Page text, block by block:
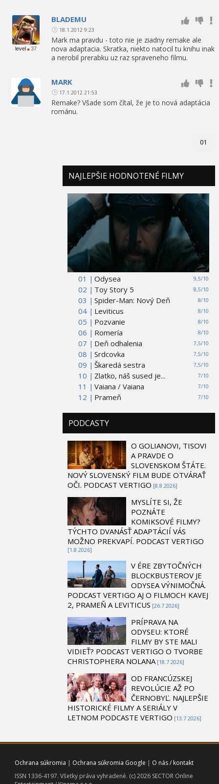
level 37
BLADEMU
18.1.2012 9:23
Mark ma pravdu - toto nie je ziadny remake ale
nova adaptacia. Skratka, niekto natocil tu knihu inak
a nerobil prerabku uz raz spraveneho filmu.
MARK
17.1.2012 21:53
Remake? Všade som čítal, že je to nová adaptácia
románu.
01
NAJLEPŠIE HODNOTENÉ FILMY
01 | 9,5/10
Odysea
02 |
8,5/10
Toy Story 5
03 |
8/10
Spider-Man: Nový Deň
04 |
8/10
Leviticus
05 |
8/10
Pozvanie
06 |
8/10
Romería
07 |
7,5/10
Deň odhalenia
08 |
7,5/10
Srdcovka
09 |
7,5/10
Škaredá sestra
10 |
7/10
Zlatko, náš sused je...
11 |
7/10
Vaiana / Vaiana
12 |
7/10
Prameň
PODCASTY
O GOLIANOVI, TISOVI
A PRAVDE O
SLOVENSKOM ŠTÁTE.
NOVÝ SLOVENSKÝ FILM BUDE OTVÁRAŤ
OČI. PODCAST VERTIGO [8.8 2026]
MYSLÍTE SI, ŽE
POZNÁTE
KOMIKSOVÉ FILMY?
TÝCHTO DVANÁSŤ ADAPTÁCIÍ VÁS
MOŽNO PREKVAPÍ. PODCAST VERTIGO
[1.8 2026]
V ÉRE ZBYTOČNÝCH
BLOCKBUSTEROV JE
ODYSEA VÝNIMOČNÁ.
PODCAST VERTIGO AJ O FILMOCH KAVEJ
2, PRAMEŇ A LEVITICUS [26.7 2026]
PRÍPRAVA NA
ODYSEU: KTORÉ
FILMY BY STE MALI
VIDIEŤ? PODCAST VERTIGO O TVORBE
CHRISTOPHERA NOLANA [18.7 2026]
OD FRANCÚZSKEJ
REVOLÚCIE AŽ PO
ČERNOBYĽ. NAJLEPŠIE
HISTORICKÉ FILMY A SERIÁLY V
LETNOM PODCASTE VERTIGO [13.7 2026]
Ochrana súkromia | Ochrana súkromia Google | O nás / kontakt
ISSN 1336-4197. Všetky práva vyhradené. (c) 2026 SECTOR Online